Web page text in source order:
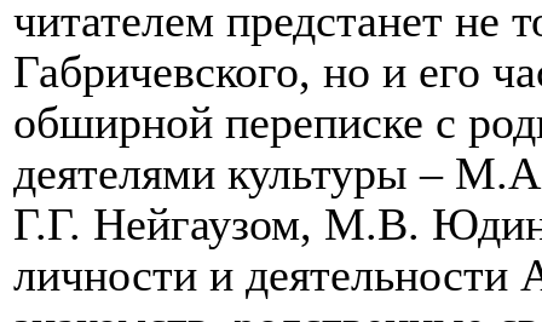
читателем предстанет не
Габричевского, но и его
обширной переписке с
деятелями культуры –
Г.Г. Нейгаузом, М.В.
личности и деятельности